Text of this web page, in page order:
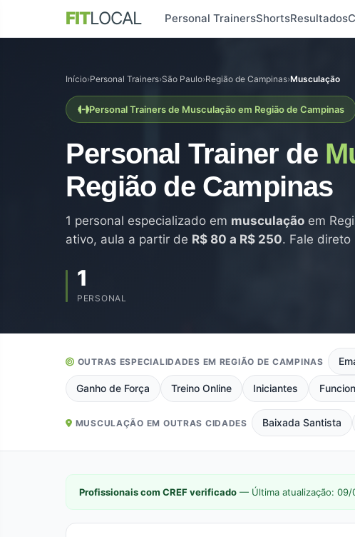
FITLOCAL Personal TrainersShortsResultados
Início›Personal Trainers›São Paulo›Região de Campinas›Musculação
Personal Trainers de Musculação em Região de Campinas
Personal Trainer de
Região de Campinas
1 personal especializado em musculação em
ativo, aula a partir de R$ 80 a R$ 250. Fale
1
PERSONAL
OUTRAS ESPECIALIDADES EM REGIÃO DE CAMPINAS
Ganho de Força Treino Online Iniciantes
MUSCULAÇÃO EM OUTRAS CIDADES Baixada Santista
Profissionais com CREF verificado — Última atualização: 09/